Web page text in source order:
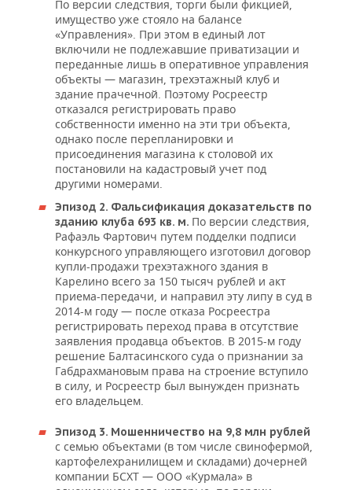
По версии следствия, торги были фикцией,
имущество уже стояло на балансе
«Управления». При этом в единый лот
включили не подлежавшие приватизации и
переданные лишь в оперативное управления
объекты — магазин, трехэтажный клуб и
здание прачечной. Поэтому Росреестр
отказался регистрировать право
собственности именно на эти три объекта,
однако после перепланировки и
присоединения магазина к столовой их
постановили на кадастровый учет под
другими номерами.
Эпизод 2. Фальсификация доказательств по
зданию клуба 693 кв. м. По версии следствия,
Рафаэль Фартович путем подделки подписи
конкурсного управляющего изготовил договор
купли-продажи трехэтажного здания в
Карелино всего за 150 тысяч рублей и акт
приема-передачи, и направил эту липу в суд в
2014-м году — после отказа Росреестра
регистрировать переход права в отсутствие
заявления продавца объектов. В 2015-м году
решение Балтасинского суда о признании за
Габдрахмановым права на строение вступило
в силу, и Росреестр был вынужден признать
его владельцем.
Эпизод 3. Мошенничество на 9,8 млн рублей
с семью объектами (в том числе свинофермой,
картофелехранилищем и складами) дочерней
компании БСХТ — ООО «Курмала» в